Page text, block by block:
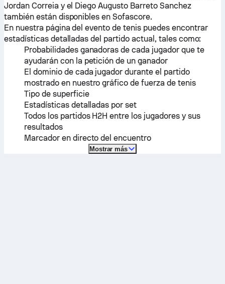
Jordan Correia y el Diego Augusto Barreto Sanchez
también están disponibles en Sofascore.
En nuestra página del evento de tenis puedes encontrar
estadísticas detalladas del partido actual, tales como:
Probabilidades ganadoras de cada jugador que te
ayudarán con la petición de un ganador
El dominio de cada jugador durante el partido
mostrado en nuestro gráfico de fuerza de tenis
Tipo de superficie
Estadísticas detalladas por set
Todos los partidos H2H entre los jugadores y sus
resultados
Marcador en directo del encuentro
Mostrar más